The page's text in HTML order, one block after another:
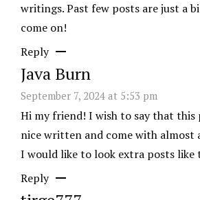
writings. Past few posts are just a
come on!
Reply
Java Burn
September 7, 2024 at 5:53 pm
Hi my friend! I wish to say that this
nice written and come with
I would like to look extra posts like
Reply